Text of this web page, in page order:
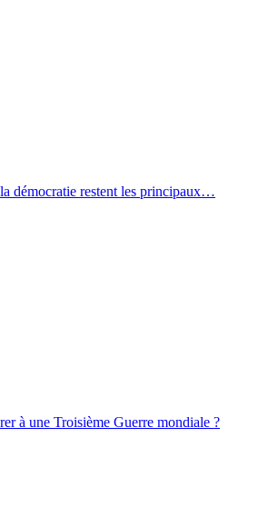
démocratie restent les principaux…
à une Troisième Guerre mondiale ?